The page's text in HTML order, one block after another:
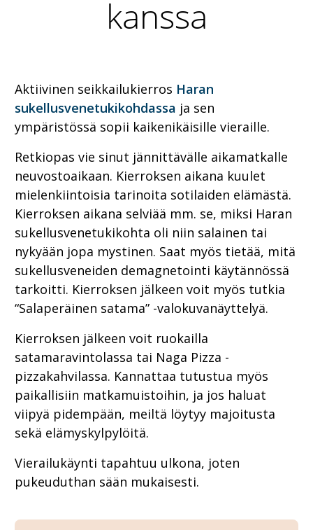
kanssa
Aktiivinen seikkailukierros Haran
sukellusvenetukikohdassa ja sen
ympäristössä sopii kaikenikäisille vieraille.
Retkiopas vie sinut jännittävälle aikamatkalle
neuvostoaikaan. Kierroksen aikana kuulet
mielenkiintoisia tarinoita sotilaiden elämästä.
Kierroksen aikana selviää mm. se, miksi Haran
sukellusvenetukikohta oli niin salainen tai
nykyään jopa mystinen. Saat myös tietää, mitä
sukellusveneiden demagnetointi käytännössä
tarkoitti. Kierroksen jälkeen voit myös tutkia
“Salaperäinen satama” -valokuvanäyttelyä.
Kierroksen jälkeen voit ruokailla
satamaravintolassa tai Naga Pizza -
pizzakahvilassa. Kannattaa tutustua myös
paikallisiin matkamuistoihin, ja jos haluat
viipyä pidempään, meiltä löytyy majoitusta
sekä elämyskylpylöitä.
Vierailukäynti tapahtuu ulkona, joten
pukeuduthan sään mukaisesti.